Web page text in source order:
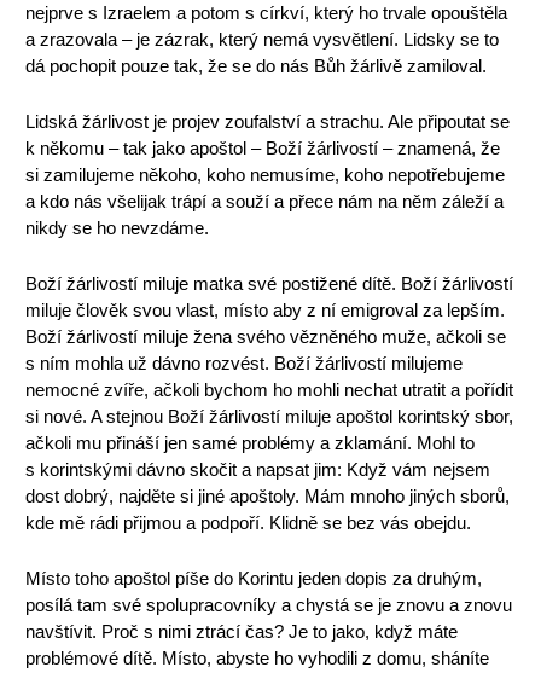
nejprve s Izraelem a potom s církví, který ho trvale opouštěla
a zrazovala – je zázrak, který nemá vysvětlení. Lidsky se to
dá pochopit pouze tak, že se do nás Bůh žárlivě zamiloval.
Lidská žárlivost je projev zoufalství a strachu. Ale připoutat se
k někomu – tak jako apoštol – Boží žárlivostí – znamená, že
si zamilujeme někoho, koho nemusíme, koho nepotřebujeme
a kdo nás všelijak trápí a souží a přece nám na něm záleží a
nikdy se ho nevzdáme.
Boží žárlivostí miluje matka své postižené dítě. Boží žárlivostí
miluje člověk svou vlast, místo aby z ní emigroval za lepším.
Boží žárlivostí miluje žena svého vězněného muže, ačkoli se
s ním mohla už dávno rozvést. Boží žárlivostí milujeme
nemocné zvíře, ačkoli bychom ho mohli nechat utratit a pořídit
si nové. A stejnou Boží žárlivostí miluje apoštol korintský sbor,
ačkoli mu přináší jen samé problémy a zklamání. Mohl to
s korintskými dávno skočit a napsat jim: Když vám nejsem
dost dobrý, najděte si jiné apoštoly. Mám mnoho jiných sborů,
kde mě rádi přijmou a podpoří. Klidně se bez vás obejdu.
Místo toho apoštol píše do Korintu jeden dopis za druhým,
posílá tam své spolupracovníky a chystá se je znovu a znovu
navštívit. Proč s nimi ztrácí čas? Je to jako, když máte
problémové dítě. Místo, abyste ho vyhodili z domu, sháníte